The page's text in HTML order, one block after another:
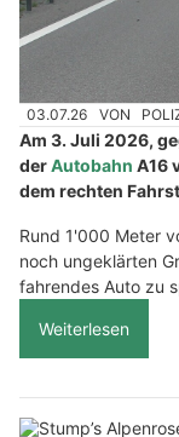
03.07.26 VON
Am 3. Juli 2026,
derAutobahn A16
dem rechten
Rund 1'000 Meter
noch ungeklärten
fahrendes Auto zu
Weiterlesen